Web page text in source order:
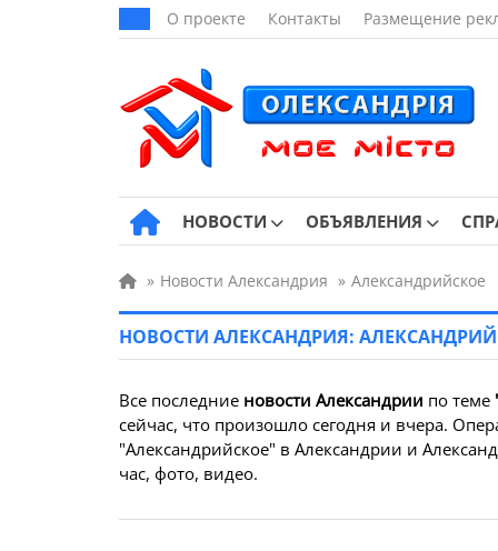
О проекте Контакты Размещение
НОВОСТИ ОБЪЯВЛЕНИЯ
» Новости Александрия » Александрийское
НОВОСТИ АЛЕКСАНДРИЯ:
Все последние новости Александрии по теме
сейчас, что произошло сегодня и вчера.
"Александрийское" в Александрии и
час, фото, видео.